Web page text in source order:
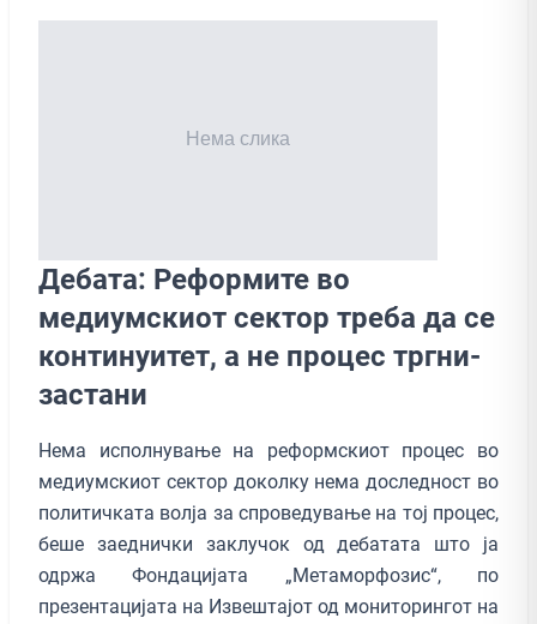
Дебата: Реформите во
медиумскиот сектор треба да се
континуитет, а не процес тргни-
застани
Нема исполнување на реформскиот процес во
медиумскиот сектор доколку нема доследност во
политичката волја за спроведување на тој процес,
беше заеднички заклучок од дебатата што ја
одржа Фондацијата „Метаморфозис“, по
презентацијата на Извештајот од мониторингот на